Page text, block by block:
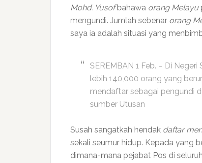
Mohd. Yusofbahawa orang Melayu
mengundi. Jumlah sebenar orang
saya ia adalah situasi yang
SEREMBAN 1 Feb. – Di
lebih 140,000 orang yang
mendaftar sebagai pengundi
sumber Utusan
Susah sangatkah hendak daftar
sekali seumur hidup. Kepada yang
dimana-mana pejabat Pos di